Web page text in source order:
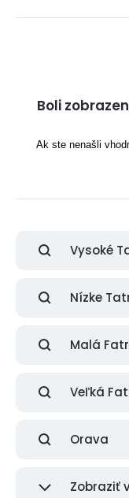
Boli
Ak ste nenašli
Vysoké
Nízke
Malá
Veľká
Orava
Zobraziť